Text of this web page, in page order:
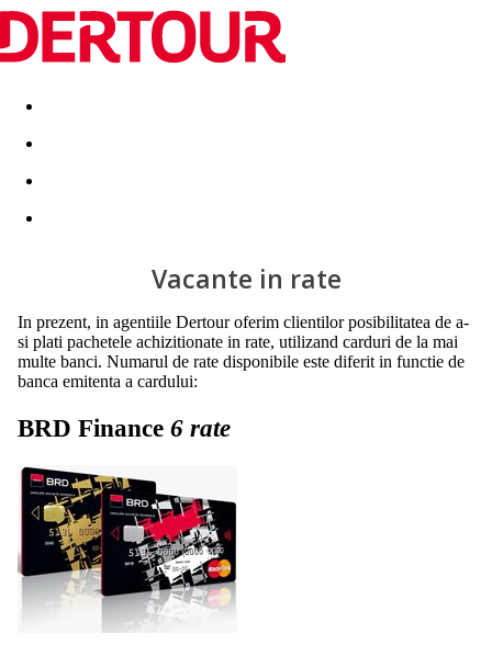
Destinatii Vacanta perfecta OFERTE DE NERATAT
Vacante in rate
In prezent, in agentiile Dertour oferim clientilor posibilitatea de a-
si plati pachetele achizitionate in rate, utilizand carduri de la mai
multe banci. Numarul de rate disponibile este diferit in functie de
banca emitenta a cardului:
BRD Finance 6 rate